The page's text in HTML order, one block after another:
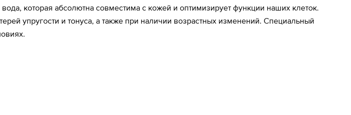
которая абсолютна совместима с кожей и оптимизирует функции наших клеток.
упругости и тонуса, а также при наличии возрастных изменений. Специальный